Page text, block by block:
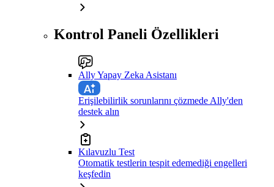
Kontrol Paneli Özellikleri
Ally Yapay Zeka Asistanı
Erişilebilirlik sorunlarını çözmede Ally'den
destek alın
Kılavuzlu Test
Otomatik testlerin tespit edemediği engelleri
keşfedin